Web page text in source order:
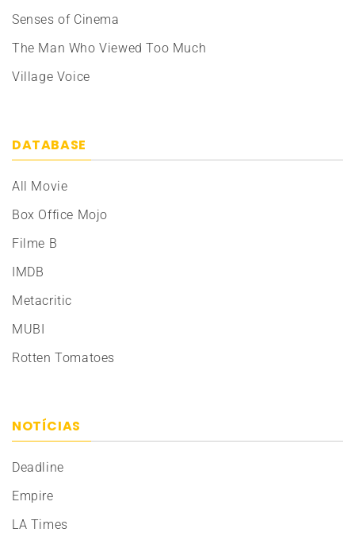
Senses of Cinema
The Man Who Viewed Too Much
Village Voice
DATABASE
All Movie
Box Office Mojo
Filme B
IMDB
Metacritic
MUBI
Rotten Tomatoes
NOTÍCIAS
Deadline
Empire
LA Times